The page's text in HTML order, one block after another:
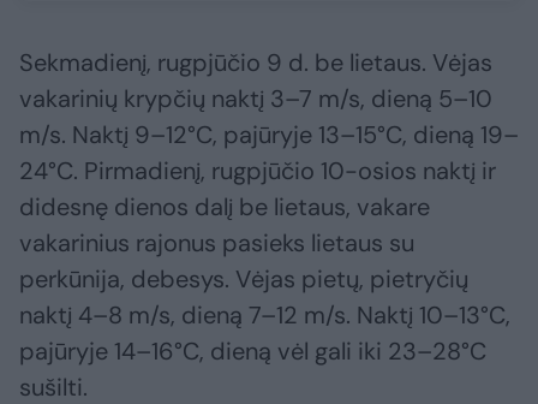
Sekmadienį, rugpjūčio 9 d. be lietaus. Vėjas
vakarinių krypčių naktį 3–7 m/s, dieną 5–10
m/s. Naktį 9–12°C, pajūryje 13–15°C, dieną 19–
24°C. Pirmadienį, rugpjūčio 10-osios naktį ir
didesnę dienos dalį be lietaus, vakare
vakarinius rajonus pasieks lietaus su
perkūnija, debesys. Vėjas pietų, pietryčių
naktį 4–8 m/s, dieną 7–12 m/s. Naktį 10–13°C,
pajūryje 14–16°C, dieną vėl gali iki 23–28°C
sušilti.